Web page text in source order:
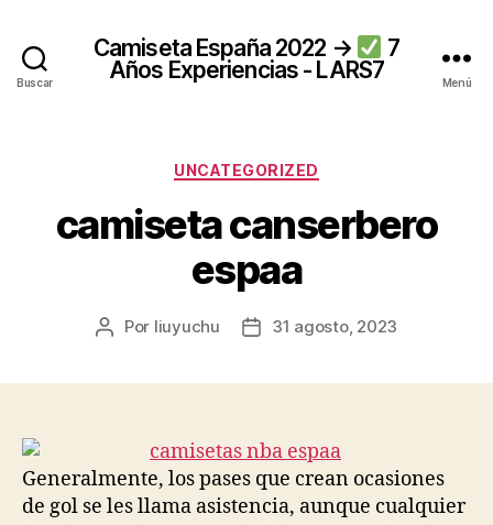
Buscar
Camiseta España 2022 →
7
Años Experiencias - LARS7
Menú
Categorías
UNCATEGORIZED
camiseta canserbero
espaa
Autor
Por liuyuchu
Fecha31 agosto, 2023
Generalmente, los pases que crean ocasiones
de gol se les llama asistencia, aunque cualquier